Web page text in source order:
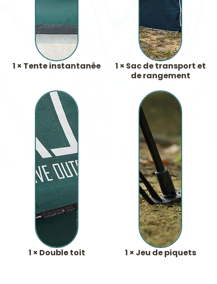
1 × Tente instantanée
1 × Sac de transport et
de rangement
1 × Double toit 1 × Jeu de piquets